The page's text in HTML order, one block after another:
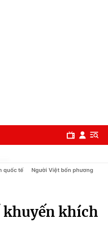
quốc tế Người Việt bốn phương
khuyến khích